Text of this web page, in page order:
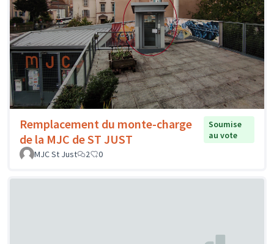
Remplacement du monte-charge
de la MJC de ST JUST
Soumise
au vote
MJC St Just
2 0